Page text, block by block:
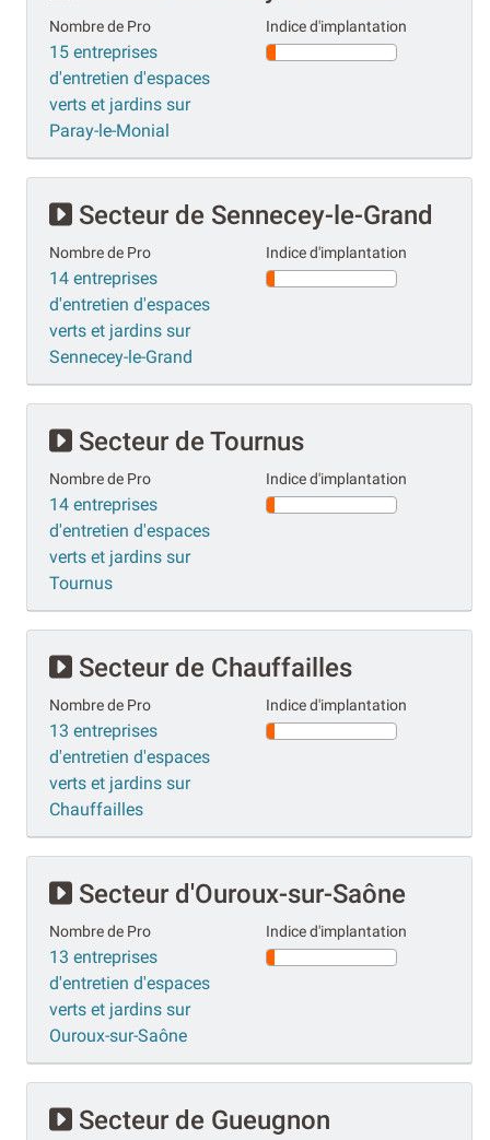
Nombre de Pro
15 entreprises
d'entretien d'espaces
verts et jardins sur
Paray-le-Monial
Indice d'implantation
Secteur de Sennecey-le-Grand
Nombre de Pro
14 entreprises
d'entretien d'espaces
verts et jardins sur
Sennecey-le-Grand
Indice d'implantation
Secteur de Tournus
Nombre de Pro
14 entreprises
d'entretien d'espaces
verts et jardins sur
Tournus
Indice d'implantation
Secteur de Chauffailles
Nombre de Pro
13 entreprises
d'entretien d'espaces
verts et jardins sur
Chauffailles
Indice d'implantation
Secteur d'Ouroux-sur-Saône
Nombre de Pro
13 entreprises
d'entretien d'espaces
verts et jardins sur
Ouroux-sur-Saône
Indice d'implantation
Secteur de Gueugnon